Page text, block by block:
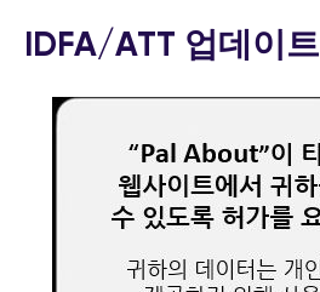
IDFA/ATT 업데이트